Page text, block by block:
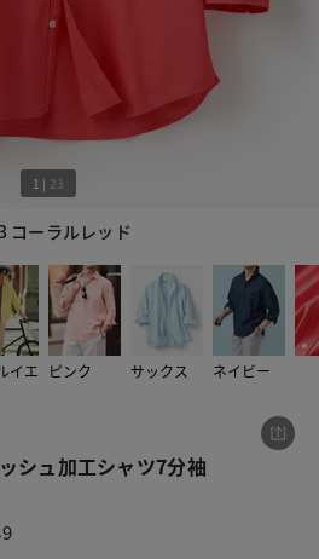
コーラルレッド
1 | 23
イエ ピンク サックス ネイビー
1 23
シュ加工シャツ7分袖
ン混ウォッシュ加工シャツ7分袖
¥7,689